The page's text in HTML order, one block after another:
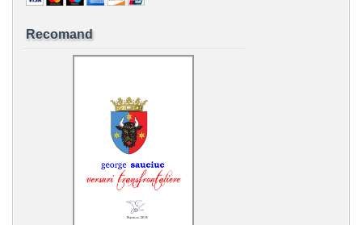
Recomand